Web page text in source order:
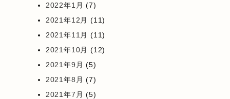
2022年1月 (7)
2021年12月 (11)
2021年11月 (11)
2021年10月 (12)
2021年9月 (5)
2021年8月 (7)
2021年7月 (5)